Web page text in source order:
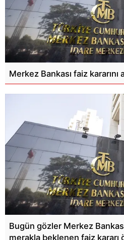
Merkez Bankası faiz kararını
Bugün gözler Merkez
merakla beklenen faiz kararı